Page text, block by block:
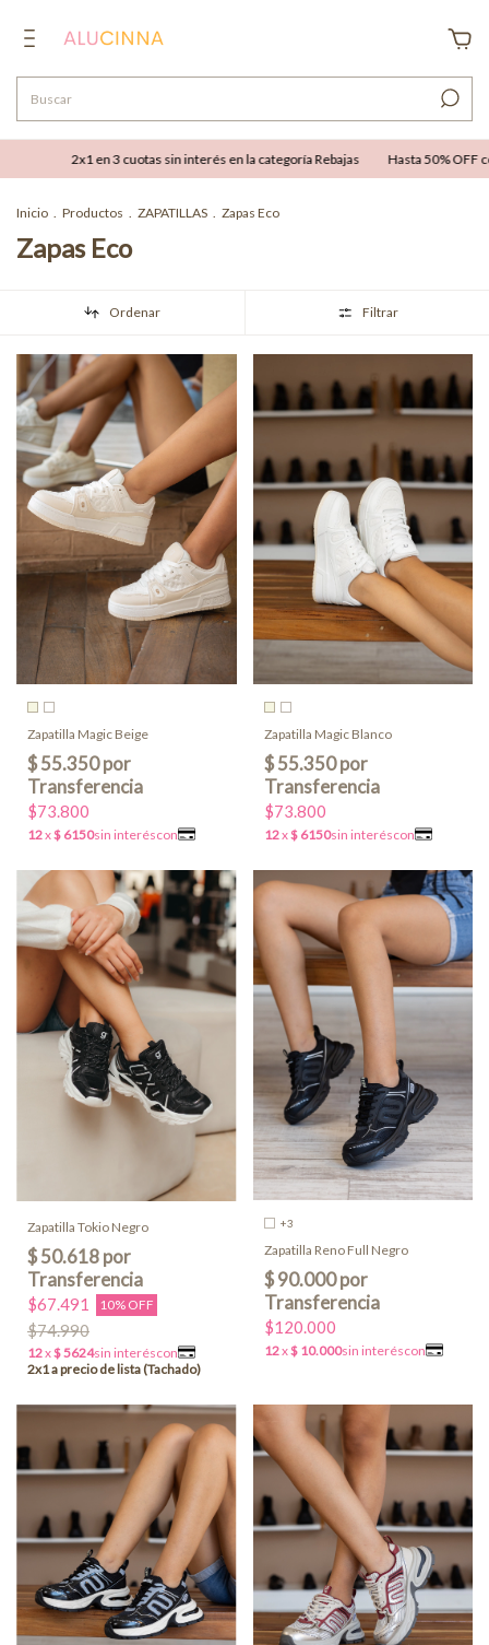
3 cuotas sin interés en la categoría Rebajas Hasta 50% OFF combinable con
Inicio . Productos . ZAPATILLAS . Zapas Eco
Zapas Eco
Ordenar Filtrar
Zapatilla Magic Beige
$73.800
Zapatilla Magic Blanco
$73.800
Zapatilla Tokio Negro
$67.491 10% OFF
$74.990
+3
Zapatilla Reno Full Negro
$120.000